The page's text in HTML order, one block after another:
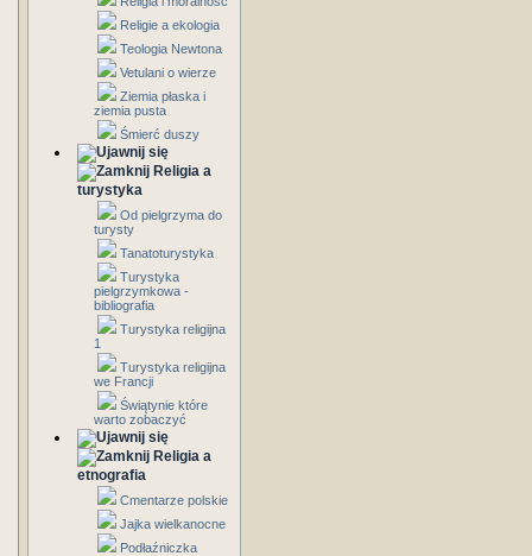
Religie a ekologia
Teologia Newtona
Vetulani o wierze
Ziemia płaska i
ziemia pusta
Śmierć duszy
Religia a
turystyka
Od pielgrzyma do
turysty
Tanatoturystyka
Turystyka
pielgrzymkowa -
bibliografia
Turystyka religijna
1
Turystyka religijna
we Francji
Świątynie które
warto zobaczyć
Religia a
etnografia
Cmentarze polskie
Jajka wielkanocne
Podłaźniczka